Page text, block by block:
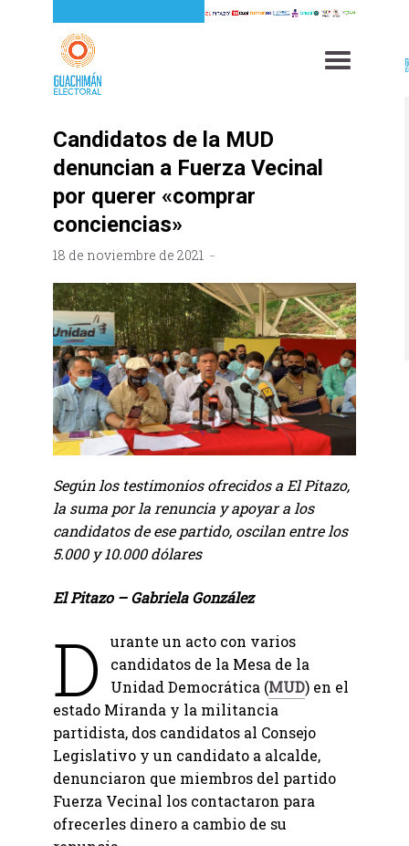
Candidatos de la MUD
denuncian a Fuerza Vecinal
por querer «comprar
conciencias»
18 de noviembre de 2021
Según los testimonios ofrecidos a El Pitazo,
la suma por la renuncia y apoyar a los
candidatos de ese partido, oscilan entre los
5.000 y 10.000 dólares
El Pitazo – Gabriela González
D
urante un acto con varios
candidatos de la Mesa de la
Unidad Democrática (MUD) en el
estado Miranda y la militancia
partidista, dos candidatos al Consejo
Legislativo y un candidato a alcalde,
denunciaron que miembros del partido
Fuerza Vecinal los contactaron para
ofrecerles dinero a cambio de su